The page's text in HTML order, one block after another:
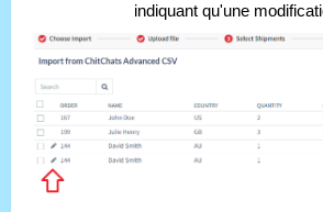
indiquant qu'une